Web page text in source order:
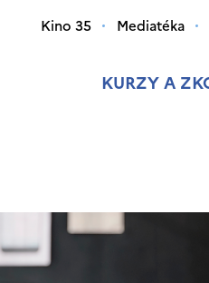
KURZY A
Kino 35 Mediatéka